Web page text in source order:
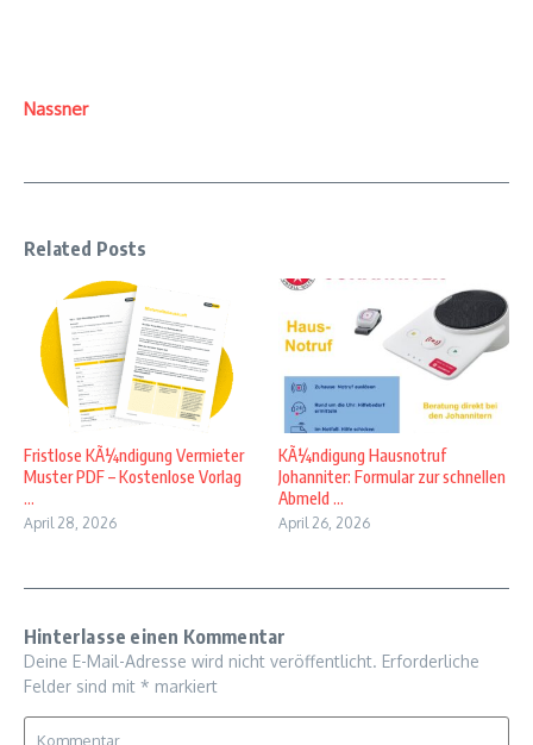
Nassner
Related Posts
Fristlose KÃ¼ndigung Vermieter
Muster PDF – Kostenlose Vorlag
...
April 28, 2026
KÃ¼ndigung Hausnotruf
Johanniter: Formular zur schnellen
Abmeld ...
April 26, 2026
Hinterlasse einen Kommentar
Deine E-Mail-Adresse wird nicht veröffentlicht. Erforderliche
Felder sind mit * markiert